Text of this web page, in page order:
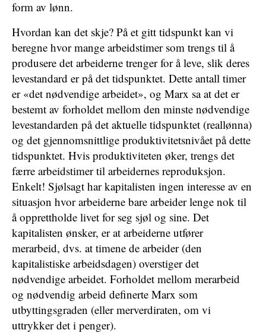
form av lønn.
Hvordan kan det skje? På et gitt tidspunkt kan vi
beregne hvor mange arbeidstimer som trengs til å
produsere det arbeiderne trenger for å leve, slik deres
levestandard er på det tidspunktet. Dette antall timer
er «det nødvendige arbeidet», og Marx sa at det er
bestemt av forholdet mellom den minste nødvendige
levestandarden på det aktuelle tidspunktet (reallønna)
og det gjennomsnittlige produktivitetsnivået på dette
tidspunktet. Hvis produktiviteten øker, trengs det
færre arbeidstimer til arbeidernes reproduksjon.
Enkelt! Sjølsagt har kapitalisten ingen interesse av en
situasjon hvor arbeiderne bare arbeider lenge nok til
å opprettholde livet for seg sjøl og sine. Det
kapitalisten ønsker, er at arbeiderne utfører
merarbeid, dvs. at timene de arbeider (den
kapitalistiske arbeidsdagen) overstiger det
nødvendige arbeidet. Forholdet mellom merarbeid
og nødvendig arbeid definerte Marx som
utbyttingsgraden (eller merverdiraten, om vi
uttrykker det i penger).